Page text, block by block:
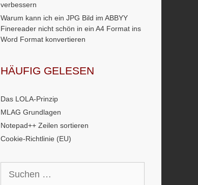
verbessern
Warum kann ich ein JPG Bild im ABBYY
Finereader nicht schön in ein A4 Format ins
Word Format konvertieren
HÄUFIG GELESEN
Das LOLA-Prinzip
MLAG Grundlagen
Notepad++ Zeilen sortieren
Cookie-Richtlinie (EU)
nach: